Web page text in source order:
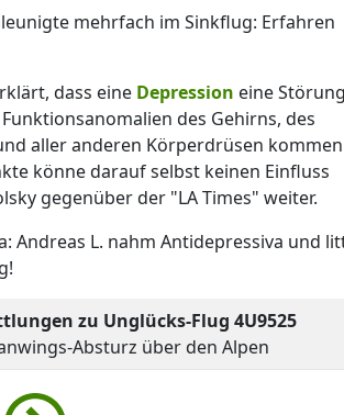
mehrfach im Sinkflug: Erfahren
dass eine Depression eine
des Gehirns, des
aller anderen Körperdrüsen kommen
könne darauf selbst keinen Einfluss
gegenüber der "LA Times" weiter.
Andreas L. nahm Antidepressiva und
zu Unglücks-Flug 4U9525
Absturz über den Alpen